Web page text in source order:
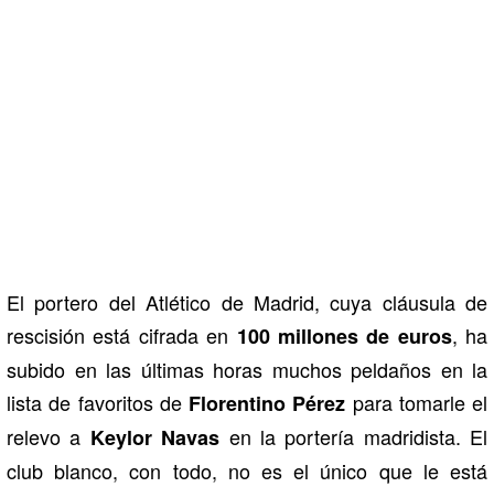
El portero del Atlético de Madrid, cuya cláusula de
rescisión está cifrada en 100 millones de euros, ha
subido en las últimas horas muchos peldaños en la
lista de favoritos de Florentino Pérez para tomarle el
relevo a Keylor Navas en la portería madridista. El
club blanco, con todo, no es el único que le está